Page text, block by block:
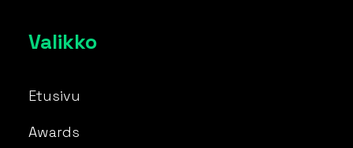
Valikko
Etusivu
Awards